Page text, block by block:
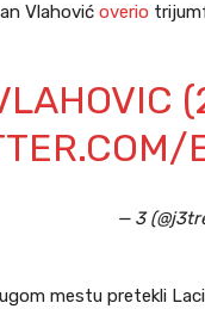
Vlahović overio
— 3
mestu pretekli